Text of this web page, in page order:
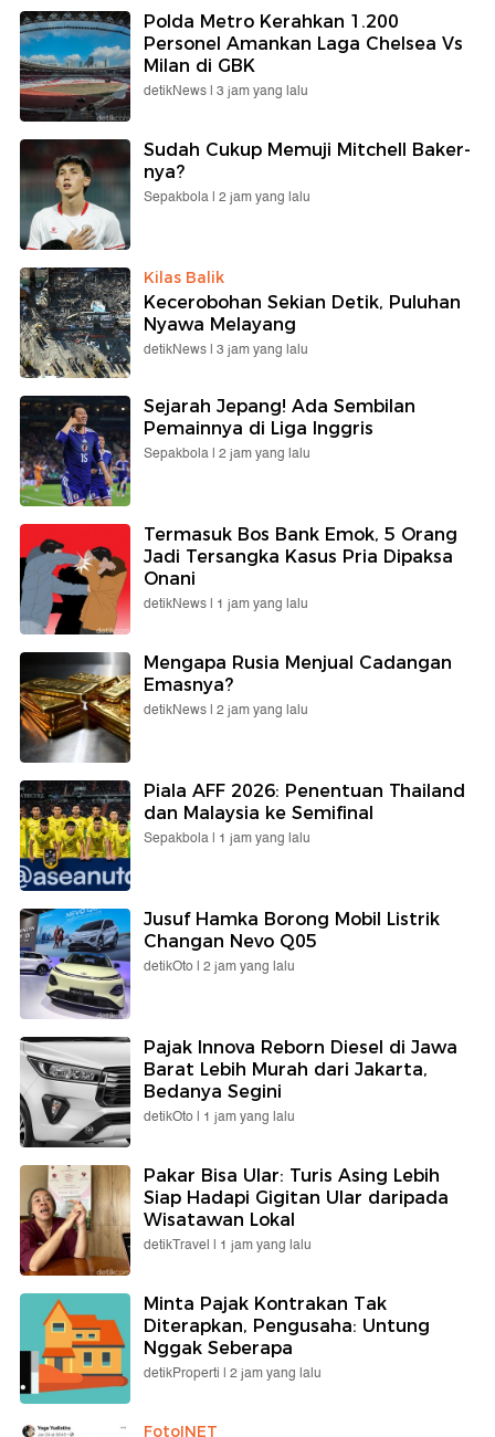
Polda Metro Kerahkan 1.200
Personel Amankan Laga Chelsea Vs
Milan di GBK
detikNews | 3 jam yang lalu
Sudah Cukup Memuji Mitchell Baker-
nya?
Sepakbola | 2 jam yang lalu
Kilas Balik
Kecerobohan Sekian Detik, Puluhan
Nyawa Melayang
detikNews | 3 jam yang lalu
Sejarah Jepang! Ada Sembilan
Pemainnya di Liga Inggris
Sepakbola | 2 jam yang lalu
Termasuk Bos Bank Emok, 5 Orang
Jadi Tersangka Kasus Pria Dipaksa
Onani
detikNews | 1 jam yang lalu
Mengapa Rusia Menjual Cadangan
Emasnya?
detikNews | 2 jam yang lalu
Piala AFF 2026: Penentuan Thailand
dan Malaysia ke Semifinal
Sepakbola | 1 jam yang lalu
Jusuf Hamka Borong Mobil Listrik
Changan Nevo Q05
detikOto | 2 jam yang lalu
Pajak Innova Reborn Diesel di Jawa
Barat Lebih Murah dari Jakarta,
Bedanya Segini
detikOto | 1 jam yang lalu
Pakar Bisa Ular: Turis Asing Lebih
Siap Hadapi Gigitan Ular daripada
Wisatawan Lokal
detikTravel | 1 jam yang lalu
Minta Pajak Kontrakan Tak
Diterapkan, Pengusaha: Untung
Nggak Seberapa
detikProperti | 2 jam yang lalu
FotoINET